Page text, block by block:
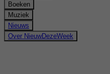
Boeken
Muziek
Nieuws
Over NieuwDezeWeek